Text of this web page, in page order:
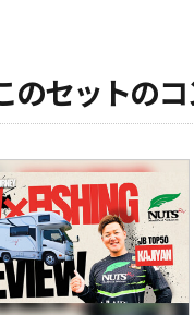
のセットの